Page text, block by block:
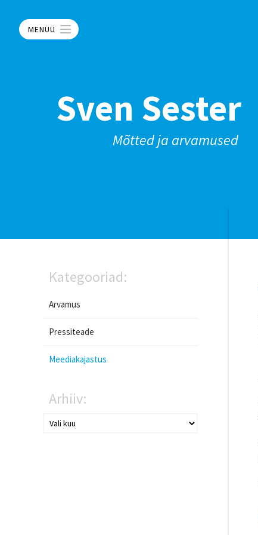
MENÜÜ
Sven Sester
Mõtted ja arvamused
Kategooriad:
Arvamus
Pressiteade
Meediakajastus
Arhiiv: